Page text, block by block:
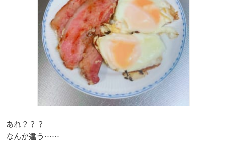
あれ？？？
なんか違う……